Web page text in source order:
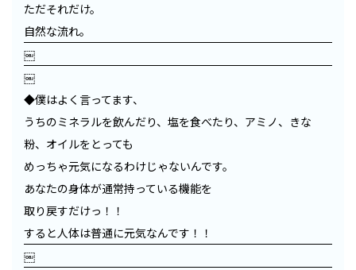
ただそれだけ。
自然な流れ。
￼
￼
◆僕はよく言ってます、
うちのミネラルを飲んだり、塩を食べたり、アミノ、きな
粉、オイルをとっても
めっちゃ元気になるわけじゃないんです。
あなたの身体が通常持っている機能を
取り戻すだけっ！！
すると人体は普通に元気なんです！！
￼